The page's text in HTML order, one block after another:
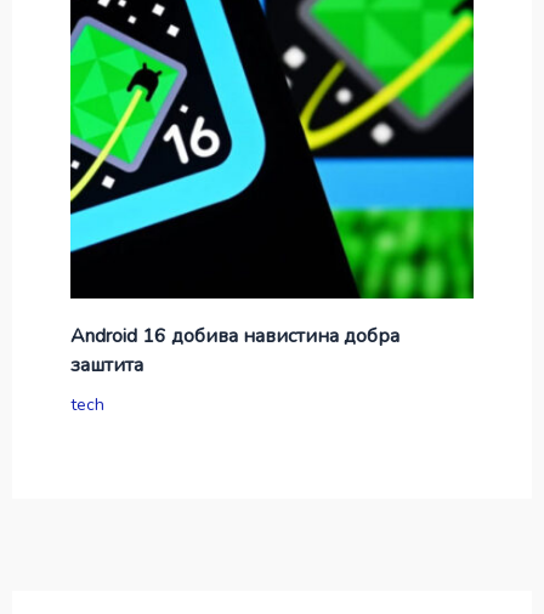
Android 16 добива навистина добра
заштита
tech